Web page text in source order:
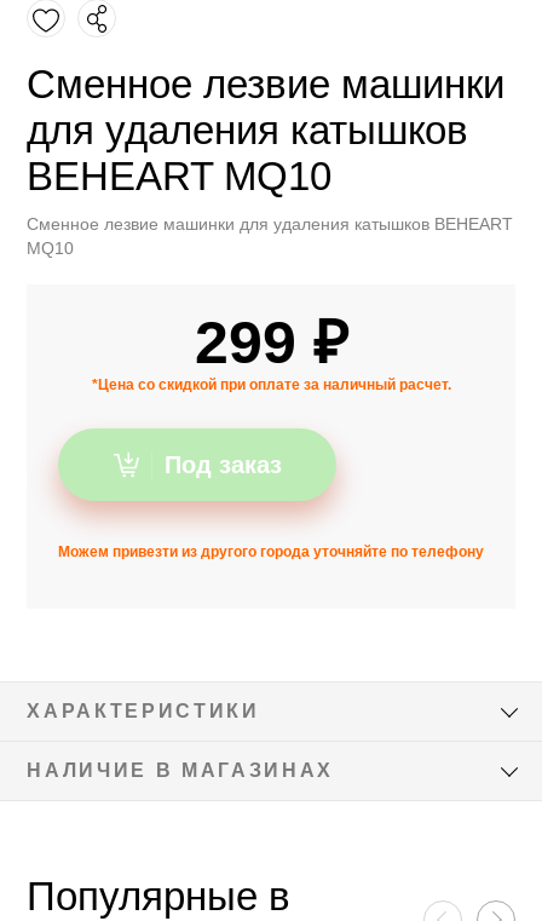
Сменное лезвие машинки
для удаления катышков
BEHEART MQ10
Сменное лезвие машинки для удаления катышков BEHEART
MQ10
299 ₽
*Цена со скидкой при оплате за наличный расчет.
Под заказ
Можем привезти из другого города уточняйте по телефону
ХАРАКТЕРИСТИКИ
НАЛИЧИЕ В МАГАЗИНАХ
Популярные в